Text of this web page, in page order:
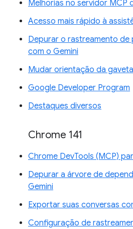
Melhorias no servidor MCP
Acesso mais rápido à
Depurar o rastreamento
com o Gemini
Mudar orientação da gaveta
Google Developer Program
Destaques diversos
Chrome 141
Chrome DevTools (MCP)
Depurar a árvore de
Gemini
Exportar suas conversas
Configuração de